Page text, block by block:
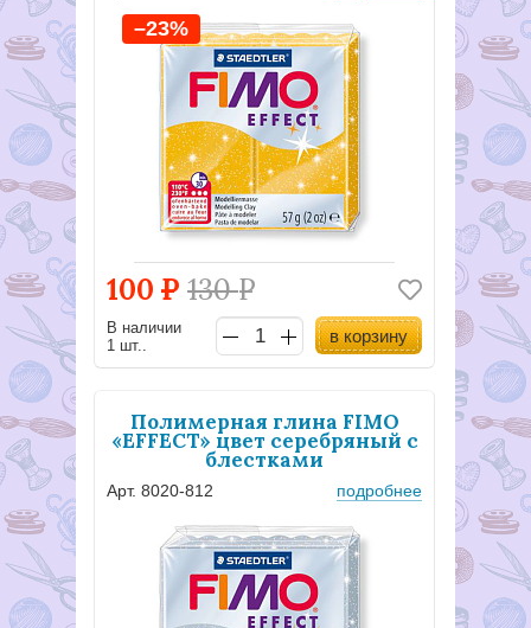
100 Р 130Р
–23%
В наличии
1 шт..
в корзину
Полимерная глина FIMO
«EFFECT» цвет серебряный с
блестками
Арт. 8020-812 подробнее